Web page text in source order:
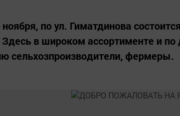
по ул. Гиматдинова
в широком ассортименте и
сельхозпроизводители, фермеры.